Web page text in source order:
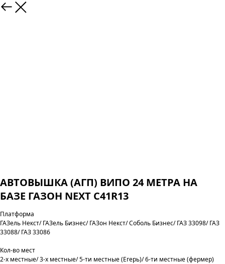
АВТОВЫШКА (АГП) ВИПО 24 МЕТРА НА
БАЗЕ ГАЗОН NEXT C41R13
Платформа
ГАЗель Некст/ ГАЗель Бизнес/ ГАЗон Некст/ Соболь Бизнес/ ГАЗ 33098/ ГАЗ
33088/ ГАЗ 33086
Кол-во мест
2-х местные/ 3-х местные/ 5-ти местные (Егерь)/ 6-ти местные (фермер)